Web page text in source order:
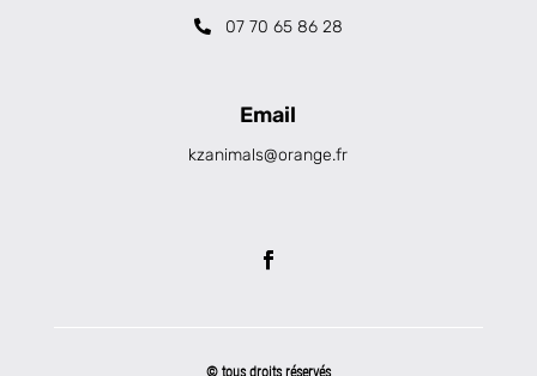
07 70 65 86 28
Email
kzanimals@orange.fr
© tous droits réservés